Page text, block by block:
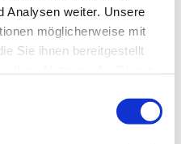
Analysen weiter. Unsere
möglicherweise mit
Sie ihnen bereitgestellt